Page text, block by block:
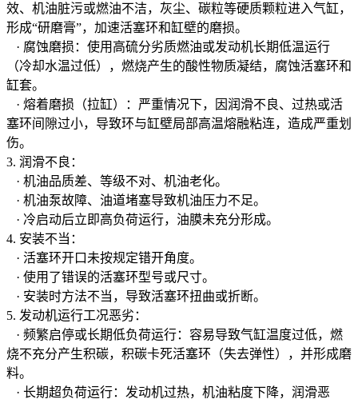
效、机油脏污或燃油不洁，灰尘、碳粒等硬质颗粒进入气缸，
形成“研磨膏”，加速活塞环和缸壁的磨损。
· 腐蚀磨损：使用高硫分劣质燃油或发动机长期低温运行
（冷却水温过低），燃烧产生的酸性物质凝结，腐蚀活塞环和
缸套。
· 熔着磨损（拉缸）：严重情况下，因润滑不良、过热或活
塞环间隙过小，导致环与缸壁局部高温熔融粘连，造成严重划
伤。
3. 润滑不良：
· 机油品质差、等级不对、机油老化。
· 机油泵故障、油道堵塞导致机油压力不足。
· 冷启动后立即高负荷运行，油膜未充分形成。
4. 安装不当：
· 活塞环开口未按规定错开角度。
· 使用了错误的活塞环型号或尺寸。
· 安装时方法不当，导致活塞环扭曲或折断。
5. 发动机运行工况恶劣：
· 频繁启停或长期低负荷运行：容易导致气缸温度过低，燃
烧不充分产生积碳，积碳卡死活塞环（失去弹性），并形成磨
料。
· 长期超负荷运行：发动机过热，机油粘度下降，润滑恶